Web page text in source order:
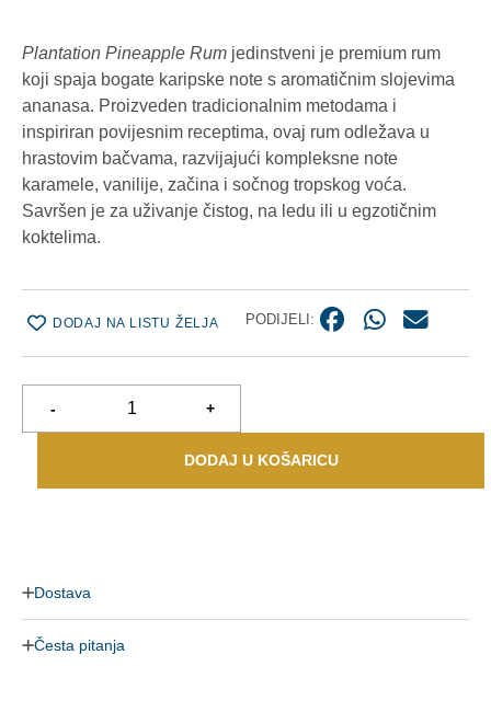
Plantation Pineapple Rum jedinstveni je premium rum
koji spaja bogate karipske note s aromatičnim slojevima
ananasa. Proizveden tradicionalnim metodama i
inspiriran povijesnim receptima, ovaj rum odležava u
hrastovim bačvama, razvijajući kompleksne note
karamele, vanilije, začina i sočnog tropskog voća.
Savršen je za uživanje čistog, na ledu ili u egzotičnim
koktelima.
DODAJ NA LISTU ŽELJA PODIJELI:
- +
DODAJ U KOŠARICU
Dostava
Česta pitanja